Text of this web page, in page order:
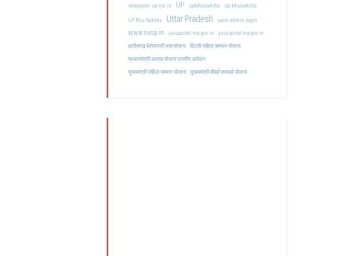
sewayojan.up.nic.in UP upbhunaksha up bhunaksha
UP Bhu Naksha Uttar Pradesh uwin admin login
www.nvsp.in yuvaportal.mp.gov.in
yuva portal mp gov.in
छत्तीसगढ़ बेरोजगारी भत्ता योजना
दिल्ली महिला सम्मान योजना
प्रधानमंत्री आवास योजना ग्रामीण आवेदन
मुख्यमंत्री महिला सम्मान योजना मुख्यमंत्री सीखो कमाओ योजना